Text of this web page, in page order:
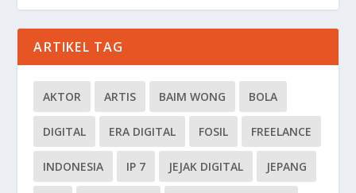
ARTIKEL TAG
AKTOR ARTIS BAIM WONG BOLA
DIGITAL ERA DIGITAL FOSIL FREELANCE
INDONESIA IP 7 JEJAK DIGITAL JEPANG